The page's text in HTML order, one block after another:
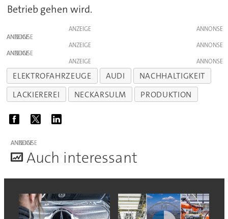
Betrieb gehen wird.
ANZEIGE
ANZEIGE
ANZEIGE
ANZEIGE
ANZEIGE
ELEKTROFAHRZEUGE AUDI
NACHHALTIGKEIT
LACKIEREREI
NECKARSULM PRODUKTION
ANZEIGE
Auch interessant